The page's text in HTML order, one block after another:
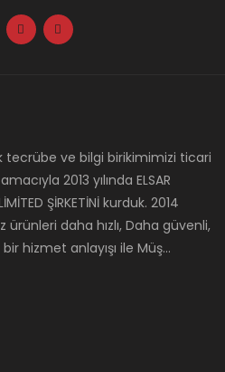
tecrübe ve bilgi birikimimizi ticari
2013 yılında ELSAR
ŞİRKETİNİ kurduk. 2014
ürünleri daha hızlı, Daha güvenli,
hizmet anlayışı ile Müş...